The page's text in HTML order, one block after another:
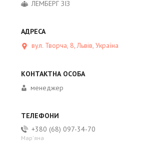
ЛЕМБЕРГ ЗІЗ
вул. Творча, 8, Львів, Україна
менеджер
+380 (68) 097-34-70
Мар'яна